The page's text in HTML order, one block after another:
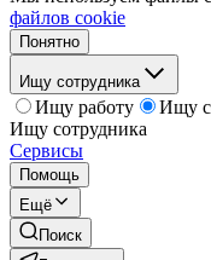
файлов cookie
Понятно
Ищу сотрудника
Ищу работу
Ищу
Ищу сотрудника
Сервисы
Помощь
Ещё
Поиск